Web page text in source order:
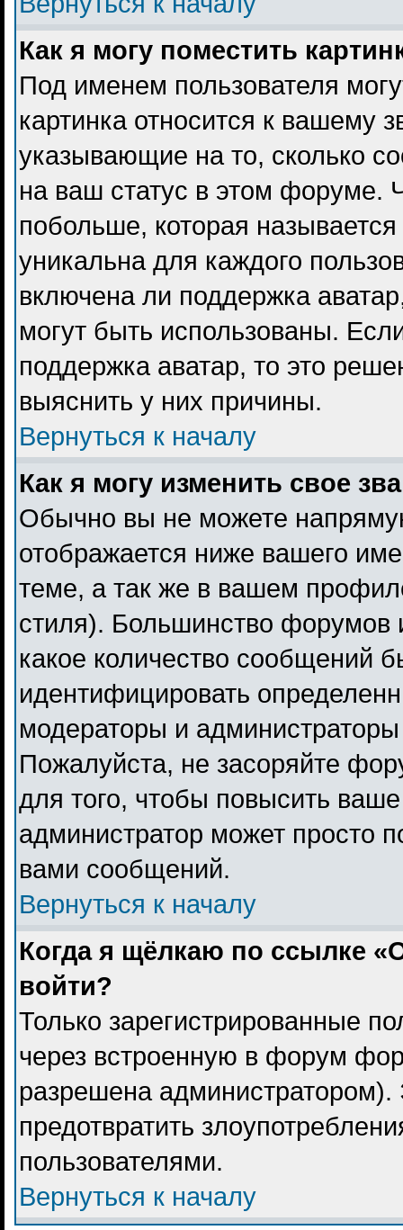
Как я могу поместить
Под именем пользователя
картинка относится к вашему
указывающие на то, сколько
на ваш статус в этом форуме.
побольше, которая
уникальна для каждого
включена ли поддержка
могут быть использованы.
поддержка аватар, то это
выяснить у них причины.
Вернуться к началу
Как я могу изменить свое
Обычно вы не можете
отображается ниже вашего
теме, а так же в вашем
стиля). Большинство форумов
какое количество сообщений
идентифицировать
модераторы и
Пожалуйста, не засоряйте
для того, чтобы повысить
администратор может просто
вами сообщений.
Вернуться к началу
Когда я щёлкаю по ссылке
войти?
Только зарегистрированные
через встроенную в форум
разрешена
предотвратить
пользователями.
Вернуться к началу